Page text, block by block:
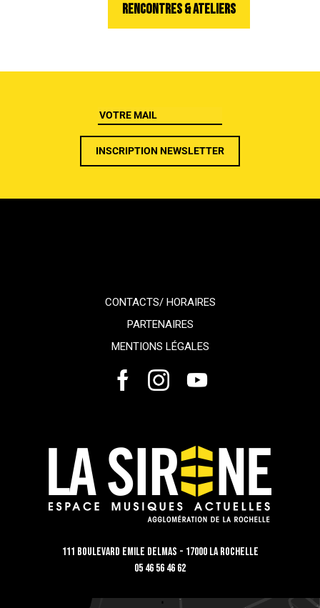
RENCONTRES & ATELIERS
CONTACTS/ HORAIRES
PARTENAIRES
MENTIONS LÉGALES
111 Boulevard Emile Delmas - 17000 La Rochelle
05 46 56 46 62